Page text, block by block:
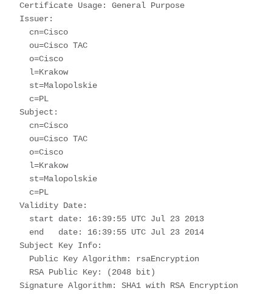
Certificate Usage: General Purpose
Issuer:
cn=Cisco
ou=Cisco TAC
o=Cisco
l=Krakow
st=Malopolskie
c=PL
Subject:
cn=Cisco
ou=Cisco TAC
o=Cisco
l=Krakow
st=Malopolskie
c=PL
Validity Date:
start date: 16:39:55 UTC Jul 23 2013
end   date: 16:39:55 UTC Jul 23 2014
Subject Key Info:
Public Key Algorithm: rsaEncryption
RSA Public Key: (2048 bit)
Signature Algorithm: SHA1 with RSA Encryption